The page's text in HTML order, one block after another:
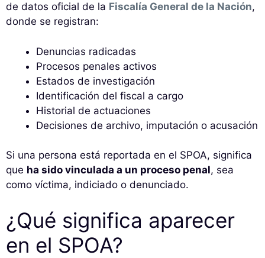
de datos oficial de la Fiscalía General de la Nación,
donde se registran:
Denuncias radicadas
Procesos penales activos
Estados de investigación
Identificación del fiscal a cargo
Historial de actuaciones
Decisiones de archivo, imputación o acusación
Si una persona está reportada en el SPOA, significa
que ha sido vinculada a un proceso penal, sea
como víctima, indiciado o denunciado.
¿Qué significa aparecer
en el SPOA?